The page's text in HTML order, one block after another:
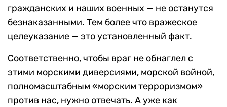
гражданских и наших военных — не останутся
безнаказанными. Тем более что вражеское
целеуказание — это установленный факт.
Соответственно, чтобы враг не обнаглел с
этими морскими диверсиями, морской войной,
полномасштабным «морским терроризмом»
против нас, нужно отвечать. А уже как